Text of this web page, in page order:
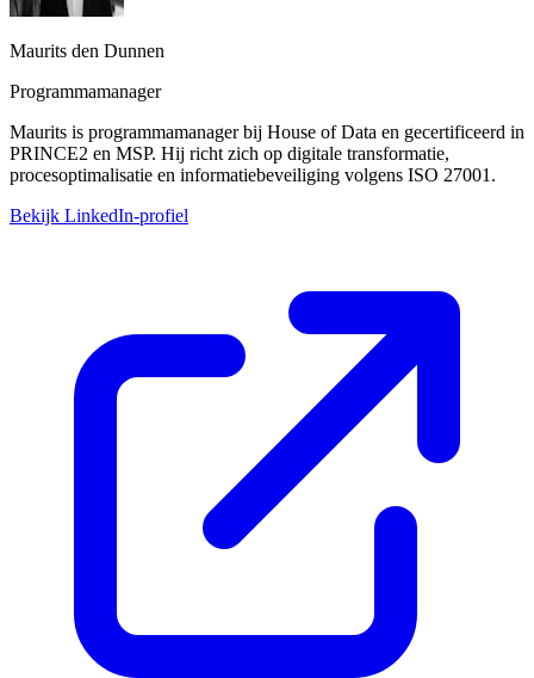
Maurits den Dunnen
Programmamanager
Maurits is programmamanager bij House of Data en gecertificeerd in
PRINCE2 en MSP. Hij richt zich op digitale transformatie,
procesoptimalisatie en informatiebeveiliging volgens ISO 27001.
Bekijk LinkedIn-profiel